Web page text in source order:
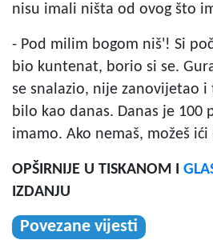
nisu imali ništa od ovog što
- Pod milim bogom niš'! Si
bio kuntenat, borio si se.
se snalazio, nije zanovijetao
bilo kao danas. Danas je 100
imamo. Ako nemaš, možeš
OPŠIRNIJE U TISKANOM I
IZDANJU
Povezane vijesti